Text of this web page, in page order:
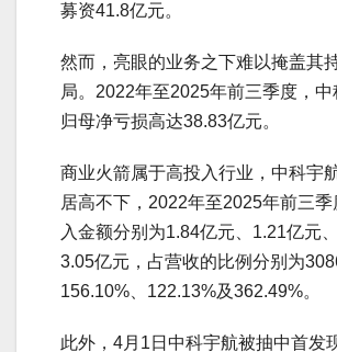
募资41.8亿元。
然而，亮眼的业务之下难以掩盖其
局。2022年至2025年前三季度，
归母净亏损高达38.83亿元。
商业火箭属于高投入行业，中科宇
居高不下，2022年至2025年前三季
入金额分别为1.84亿元、1.21亿元
3.05亿元，占营收的比例分别为
156.10%、122.13%及362.49%。
此外，4月1日中科宇航被抽中首发